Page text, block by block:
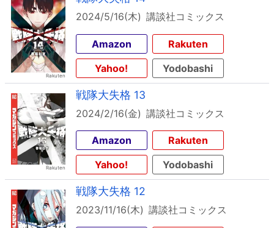
2024/5/16(木) 講談社コミックス
Amazon
Rakuten
Yahoo!
Yodobashi
戦隊大失格 13
2024/2/16(金) 講談社コミックス
Amazon
Rakuten
Yahoo!
Yodobashi
戦隊大失格 12
2023/11/16(木) 講談社コミックス